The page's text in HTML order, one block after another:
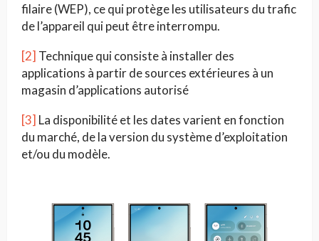
filaire (WEP), ce qui protège les utilisateurs du trafic
de l’appareil qui peut être interrompu.
[2] Technique qui consiste à installer des
applications à partir de sources extérieures à un
magasin d’applications autorisé
[3] La disponibilité et les dates varient en fonction
du marché, de la version du système d’exploitation
et/ou du modèle.